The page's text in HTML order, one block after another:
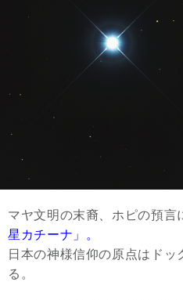
マヤ文明の末裔、ホピの預言
星カチーナ」。
日本の神様信仰の原点はド
る。